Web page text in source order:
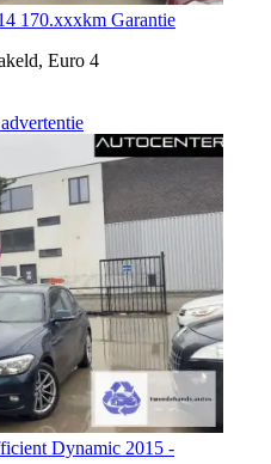
170.xxxkm Garantie
Euro 4
Dynamic 2015 -